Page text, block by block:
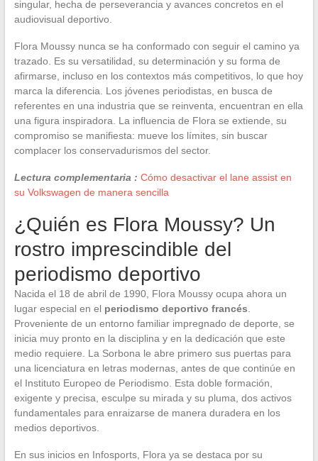
singular, hecha de perseverancia y avances concretos en el
audiovisual deportivo.
Flora Moussy nunca se ha conformado con seguir el camino ya
trazado. Es su versatilidad, su determinación y su forma de
afirmarse, incluso en los contextos más competitivos, lo que hoy
marca la diferencia. Los jóvenes periodistas, en busca de
referentes en una industria que se reinventa, encuentran en ella
una figura inspiradora. La influencia de Flora se extiende, su
compromiso se manifiesta: mueve los límites, sin buscar
complacer los conservadurismos del sector.
Lectura complementaria : Cómo desactivar el lane assist en
su Volkswagen de manera sencilla
¿Quién es Flora Moussy? Un
rostro imprescindible del
periodismo deportivo
Nacida el 18 de abril de 1990, Flora Moussy ocupa ahora un
lugar especial en el periodismo deportivo francés
Proveniente de un entorno familiar impregnado de deporte, se
inicia muy pronto en la disciplina y en la dedicación que este
medio requiere. La Sorbona le abre primero sus puertas para
una licenciatura en letras modernas, antes de que continúe en
el Instituto Europeo de Periodismo. Esta doble formación,
exigente y precisa, esculpe su mirada y su pluma, dos activos
fundamentales para enraizarse de manera duradera en los
medios deportivos.
En sus inicios en Infosports, Flora ya se destaca por su